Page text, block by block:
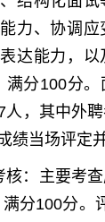
力、协调应
达能力，以
满分100分
人，其中外
绩当场评定
核：主要考
分100分。